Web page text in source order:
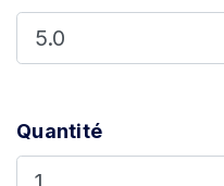
Quantité